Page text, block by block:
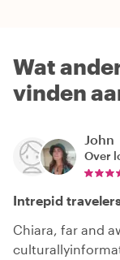
Wat
vinden
John
Over
Intrepid
Chiara, far and